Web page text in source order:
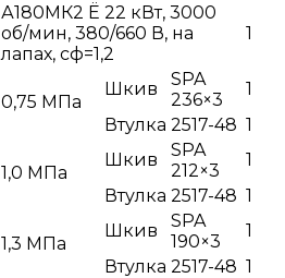
А180МК2 Ё 22 кВт, 3000
об/мин, 380/660 В, на
лапах, сф=1,2
1
0,75 МПа
Шкив
SPA
236×3
1
Втулка 2517-48 1
1,0 МПа
Шкив
SPA
212×3
1
Втулка 2517-48 1
1,3 МПа
Шкив
SPA
190×3
1
Втулка 2517-48 1